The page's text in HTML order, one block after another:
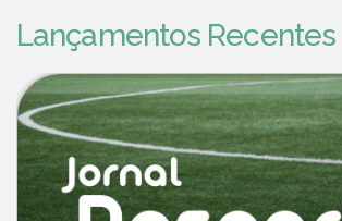
Lançamentos Recentes